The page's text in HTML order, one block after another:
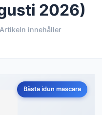
2026)
Artikeln innehåller
Bästa idun mascara